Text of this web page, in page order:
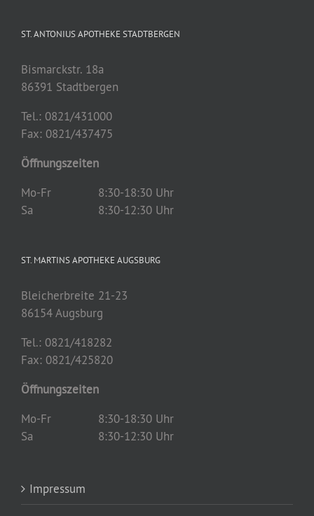
ST. ANTONIUS APOTHEKE STADTBERGEN
Bismarckstr. 18a
86391 Stadtbergen
Tel.: 0821/431000
Fax: 0821/437475
Öffnungszeiten
Mo-Fr
8:30-18:30 Uhr
Sa
8:30-12:30 Uhr
ST. MARTINS APOTHEKE AUGSBURG
Bleicherbreite 21-23
86154 Augsburg
Tel.: 0821/418282
Fax: 0821/425820
Öffnungszeiten
Mo-Fr
8:30-18:30 Uhr
Sa
8:30-12:30 Uhr
Impressum